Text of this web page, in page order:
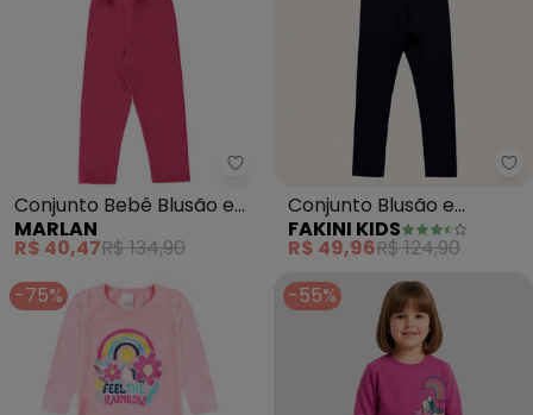
Marlan - Conjunto Bebê Blusão
Conjunto Bebê Blusão e
Legging Sweet Baby
(Rosa)
MARLAN
R$ 40,47R$ 134,90
Conjunto Blusão e
Legging (Rosa)
FAKINI KIDS
R$ 49,96R$ 124,90
-75%
-55%